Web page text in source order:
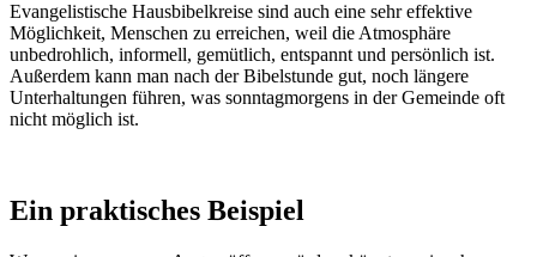
Evangelistische Hausbibelkreise sind auch eine sehr effektive
Möglichkeit, Menschen zu erreichen, weil die Atmosphäre
unbedrohlich, informell, gemütlich, entspannt und persönlich ist.
Außerdem kann man nach der Bibelstunde gut, noch längere
Unterhaltungen führen, was sonntagmorgens in der Gemeinde oft
nicht möglich ist.
Ein praktisches Beispiel